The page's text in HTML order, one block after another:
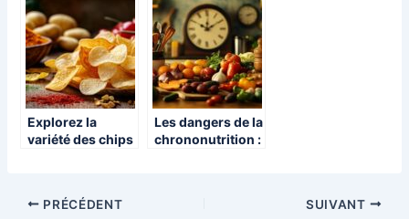
gourmandes et
artisanales
recette facile et
cuisson parfaite
? Guide complet
des
accompagnemen
ts
Explorez la
variété des chips
Les dangers de la
chrononutrition :
PRÉCÉDENT SUIVANT